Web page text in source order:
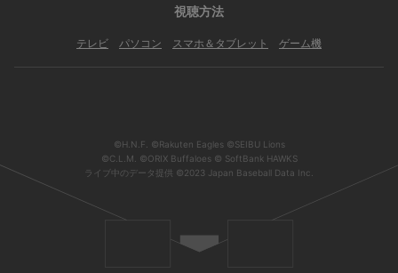
視聴方法
テレビ パソコン スマホ＆タブレット ゲーム機
©H.N.F. ©Rakuten Eagles ©SEIBU Lions
©C.L.M. ©ORIX Buffaloes © SoftBank HAWKS
ライブ中のデータ提供 ©2023 Japan Baseball Data Inc.